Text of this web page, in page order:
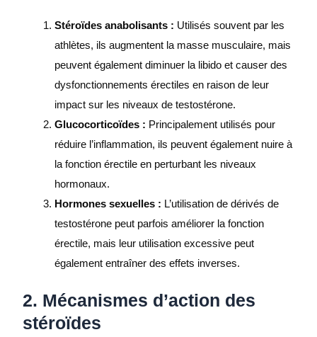
Stéroïdes anabolisants : Utilisés souvent par les
athlètes, ils augmentent la masse musculaire, mais
peuvent également diminuer la libido et causer des
dysfonctionnements érectiles en raison de leur
impact sur les niveaux de testostérone.
Glucocorticoïdes : Principalement utilisés pour
réduire l’inflammation, ils peuvent également nuire à
la fonction érectile en perturbant les niveaux
hormonaux.
Hormones sexuelles : L’utilisation de dérivés de
testostérone peut parfois améliorer la fonction
érectile, mais leur utilisation excessive peut
également entraîner des effets inverses.
2. Mécanismes d’action des
stéroïdes